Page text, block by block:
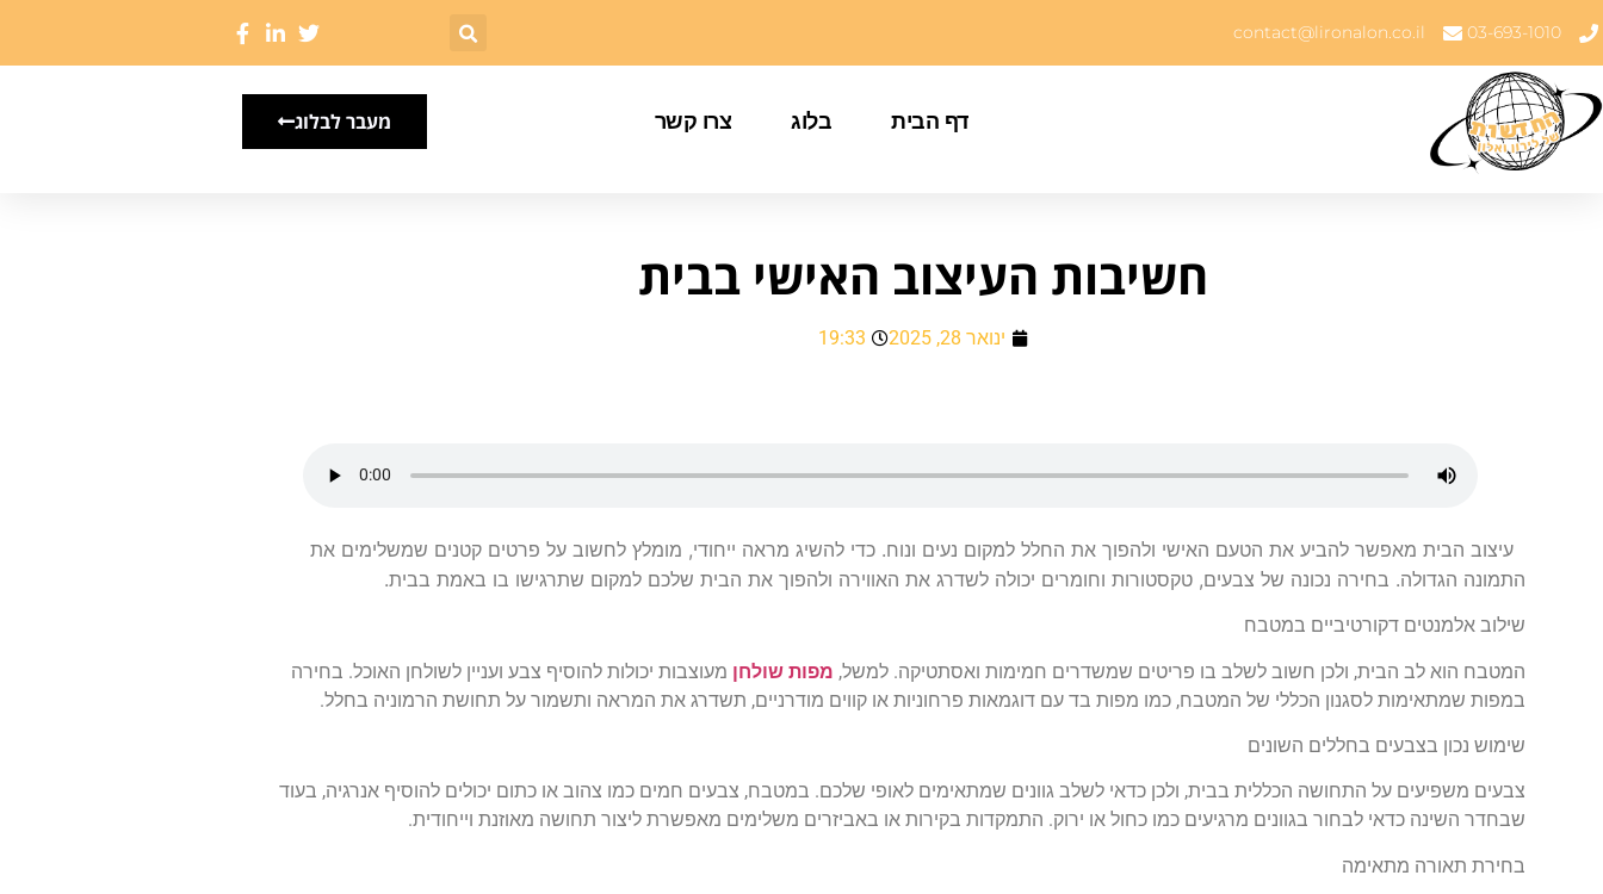
03-693-1010
contact@lironalon.co.il
דף הבית בלוג צרו קשר מעבר לבלוג
חשיבות העיצוב האישי בבית
ינואר 28, 2025 19:33
עיצוב הבית מאפשר להביע את הטעם האישי ולהפוך את החלל למקום נעים ונוח. כדי להשיג מראה ייחודי, מומלץ לחשוב על פרטים קטנים שמשלימים את
התמונה הגדולה. בחירה נכונה של צבעים, טקסטורות וחומרים יכולה לשדרג את האווירה ולהפוך את הבית שלכם למקום שתרגישו בו באמת בבית.
שילוב אלמנטים דקורטיביים במטבח
המטבח הוא לב הבית, ולכן חשוב לשלב בו פריטים שמשדרים חמימות ואסתטיקה. למשל, מפות שולחן מעוצבות יכולות להוסיף צבע ועניין לשולחן האוכל. בחירה
במפות שמתאימות לסגנון הכללי של המטבח, כמו מפות בד עם דוגמאות פרחוניות או קווים מודרניים, תשדרג את המראה ותשמור על תחושת הרמוניה בחלל.
שימוש נכון בצבעים בחללים השונים
צבעים משפיעים על התחושה הכללית בבית, ולכן כדאי לשלב גוונים שמתאימים לאופי שלכם. במטבח, צבעים חמים כמו צהוב או כתום יכולים להוסיף אנרגיה, בעוד
שבחדר השינה כדאי לבחור בגוונים מרגיעים כמו כחול או ירוק. התמקדות בקירות או באביזרים משלימים מאפשרת ליצור תחושה מאוזנת וייחודית.
בחירת תאורה מתאימה